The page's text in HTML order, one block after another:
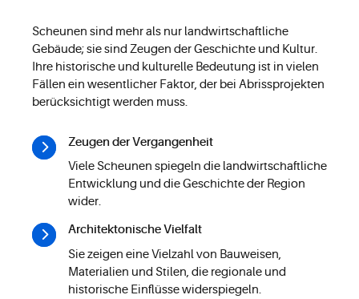
Scheunen sind mehr als nur landwirtschaftliche
Gebäude; sie sind Zeugen der Geschichte und Kultur.
Ihre historische und kulturelle Bedeutung ist in vielen
Fällen ein wesentlicher Faktor, der bei Abrissprojekten
berücksichtigt werden muss.
Zeugen der Vergangenheit
Viele Scheunen spiegeln die landwirtschaftliche
Entwicklung und die Geschichte der Region
wider.
Architektonische Vielfalt
Sie zeigen eine Vielzahl von Bauweisen,
Materialien und Stilen, die regionale und
historische Einflüsse widerspiegeln.